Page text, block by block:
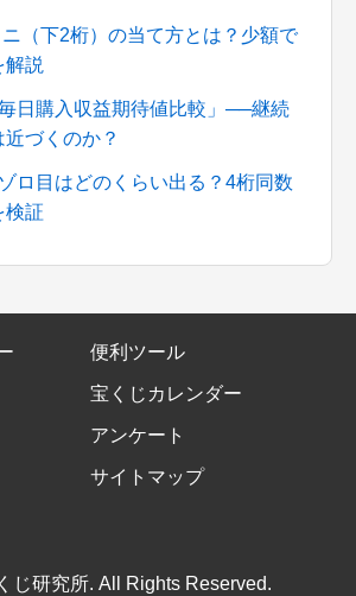
（下2桁）の当て方とは？少額で
解説
日購入収益期待値比較」──継続
づくのか？
ロ目はどのくらい出る？4桁同数
検証
便利ツール
宝くじカレンダー
アンケート
サイトマップ
じ研究所. All Rights Reserved.